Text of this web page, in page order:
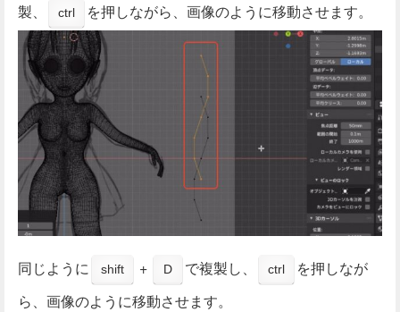
製、
ctrl を押しながら、画像のように移動させます。
同じように shift + D で複製し、 ctrl
を押しなが
ら、画像のように移動させます。